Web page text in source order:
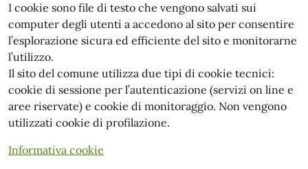
I cookie sono file di testo che vengono salvati sui
computer degli utenti a accedono al sito per consentire
l’esplorazione sicura ed efficiente del sito e monitorarne
l’utilizzo.
Il sito del comune utilizza due tipi di cookie tecnici:
cookie di sessione per l’autenticazione (servizi on line e
aree riservate) e cookie di monitoraggio. Non vengono
utilizzati cookie di profilazione.
Informativa cookie